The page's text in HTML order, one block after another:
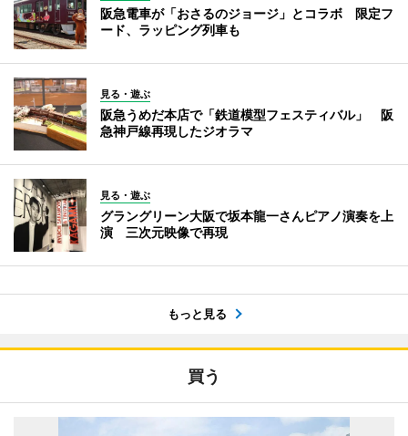
阪急電車が「おさるのジョージ」とコラボ 限定フ
ード、ラッピング列車も
見る・遊ぶ
阪急うめだ本店で「鉄道模型フェスティバル」 阪
急神戸線再現したジオラマ
見る・遊ぶ
グラングリーン大阪で坂本龍一さんピアノ演奏を上
演 三次元映像で再現
もっと見る
買う